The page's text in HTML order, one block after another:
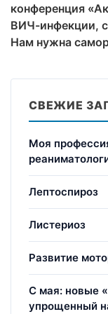
конференция
ВИЧ-инфекции,
Нам нужна
СВЕЖИЕ
Моя
Лептоспироз
Листериоз
Развитие
С мая: новые
упрощенный